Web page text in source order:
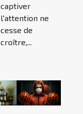
captiver
l'attention ne
cesse de
croître,...